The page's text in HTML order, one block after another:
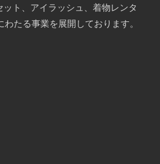
ト、アイラッシュ、着物レンタ
たる事業を展開しております。